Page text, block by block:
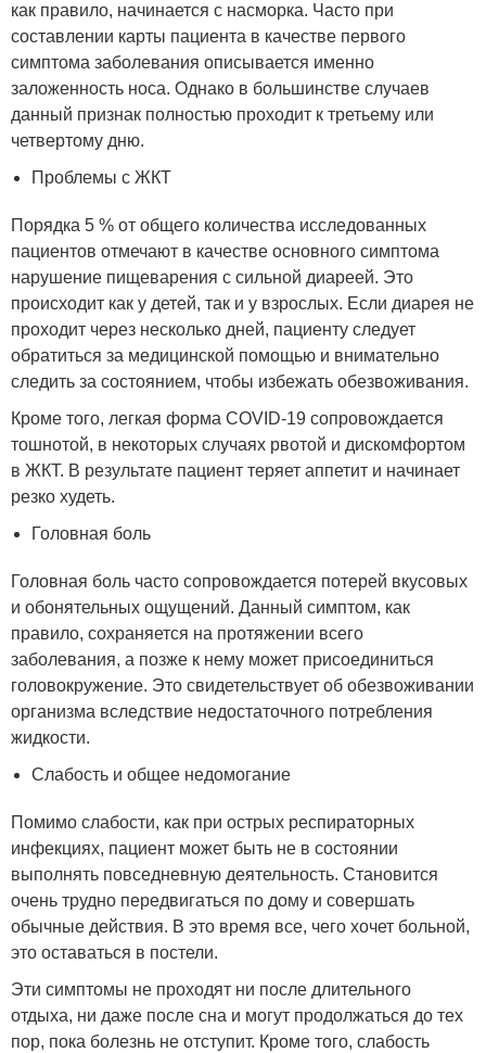
как правило, начинается с насморка. Часто при
составлении карты пациента в качестве первого
симптома заболевания описывается именно
заложенность носа. Однако в большинстве случаев
данный признак полностью проходит к третьему или
четвертому дню.
Проблемы с ЖКТ
Порядка 5 % от общего количества исследованных
пациентов отмечают в качестве основного симптома
нарушение пищеварения с сильной диареей. Это
происходит как у детей, так и у взрослых. Если диарея не
проходит через несколько дней, пациенту следует
обратиться за медицинской помощью и внимательно
следить за состоянием, чтобы избежать обезвоживания.
Кроме того, легкая форма COVID-19 сопровождается
тошнотой, в некоторых случаях рвотой и дискомфортом
в ЖКТ. В результате пациент теряет аппетит и начинает
резко худеть.
Головная боль
Головная боль часто сопровождается потерей вкусовых
и обонятельных ощущений. Данный симптом, как
правило, сохраняется на протяжении всего
заболевания, а позже к нему может присоединиться
головокружение. Это свидетельствует об обезвоживании
организма вследствие недостаточного потребления
жидкости.
Слабость и общее недомогание
Помимо слабости, как при острых респираторных
инфекциях, пациент может быть не в состоянии
выполнять повседневную деятельность. Становится
очень трудно передвигаться по дому и совершать
обычные действия. В это время все, чего хочет больной,
это оставаться в постели.
Эти симптомы не проходят ни после длительного
отдыха, ни даже после сна и могут продолжаться до тех
пор, пока болезнь не отступит. Кроме того, слабость